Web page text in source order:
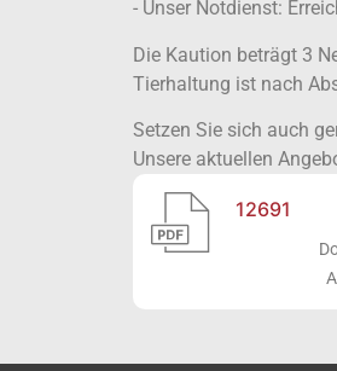
- Unser Notdienst:
Die Kaution beträgt 3
Tierhaltung ist nach
Setzen Sie sich auch
Unsere aktuellen
12691